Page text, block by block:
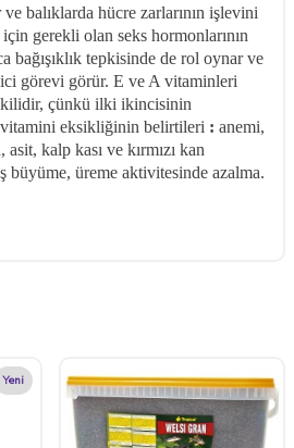
balıklarda hücre zarlarının işlevini
gerekli olan seks hormonlarının
bağışıklık tepkisinde de rol oynar ve
görevi görür. E ve A vitaminleri
çünkü ilki ikincisinin
eksikliğinin belirtileri : anemi,
kalp kası ve kırmızı kan
büyüme, üreme aktivitesinde azalma.
Yeni